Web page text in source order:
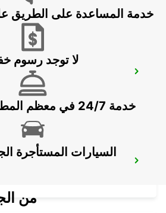
TRAINSTATION
خدمة المساعدة على الطريق على
لا توجد رسوم
خدمة 24/7 في معظم المطارات الرئيسية
السيارات المستأجرة
من